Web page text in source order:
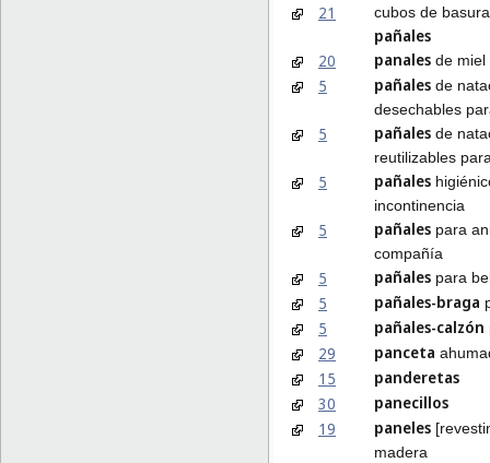
21 cubos de
pañales
20
panales de miel
5 pañales de
desechables
5 pañales de
reutilizables
5 pañales
incontinencia
5 pañales para
compañía
5 pañales para
5 pañales-braga
5 pañales-calzón
29 panceta
15
panderetas
30
panecillos
19
paneles
madera